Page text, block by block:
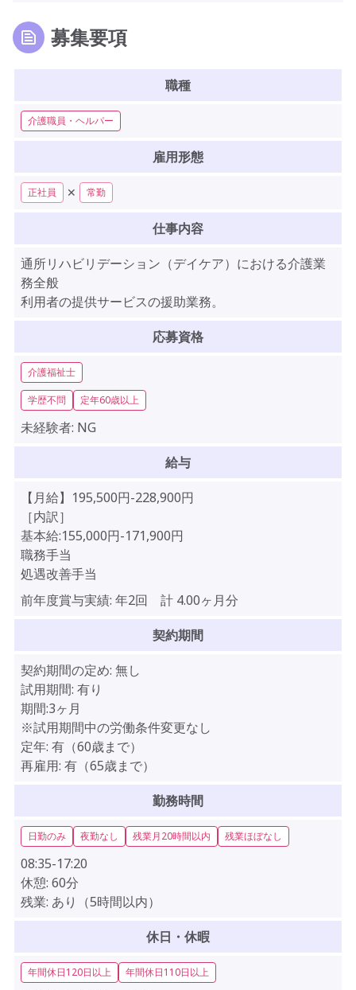
募集要項
職種
介護職員・ヘルパー
雇用形態
正社員 ✕ 常勤
仕事内容
通所リハビリデーション（デイケア）における介護業
務全般
利用者の提供サービスの援助業務。
応募資格
介護福祉士
学歴不問 定年60歳以上
未経験者: NG
給与
【月給】195,500円-228,900円
［内訳］
基本給:155,000円-171,900円
職務手当
処遇改善手当
前年度賞与実績: 年2回 計 4.00ヶ月分
契約期間
契約期間の定め: 無し
試用期間: 有り
期間:3ヶ月
※試用期間中の労働条件変更なし
定年: 有（60歳まで）
再雇用: 有（65歳まで）
勤務時間
日勤のみ 夜勤なし 残業月20時間以内 残業ほぼなし
08:35-17:20
休憩: 60分
残業: あり（5時間以内）
休日・休暇
年間休日120日以上 年間休日110日以上